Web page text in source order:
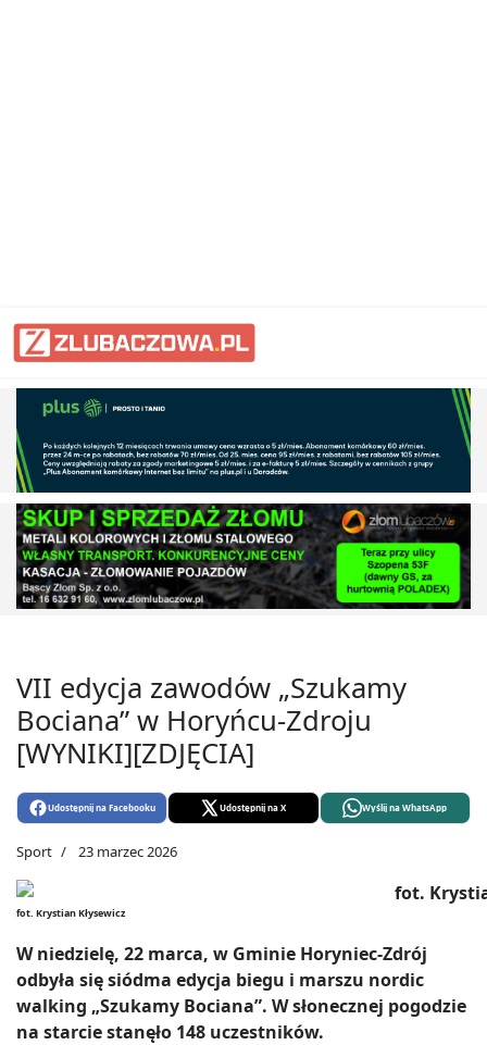
VII edycja zawodów „Szukamy
Bociana” w Horyńcu-Zdroju
[WYNIKI][ZDJĘCIA]
Udostępnij na Facebooku Udostępnij na X Wyślij na WhatsApp
Sport 23 marzec 2026
fot. Krystian Kłysewicz
W niedzielę, 22 marca, w Gminie Horyniec-Zdrój
odbyła się siódma edycja biegu i marszu nordic
walking „Szukamy Bociana”. W słonecznej pogodzie
na starcie stanęło 148 uczestników.